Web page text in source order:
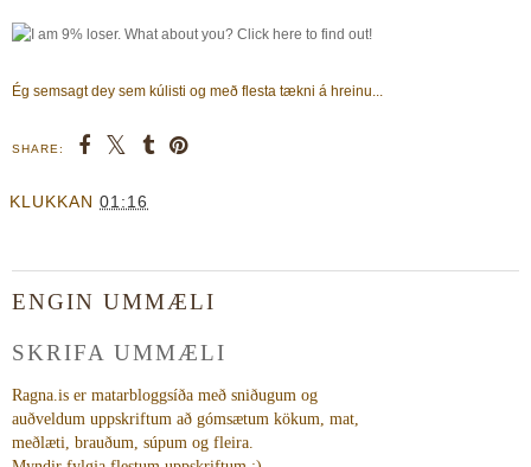
Ég semsagt dey sem kúlisti og með flesta tækni á hreinu...
SHARE:
KLUKKAN 01:16
ENGIN UMMÆLI
SKRIFA UMMÆLI
Ragna.is er matarbloggsíða með sniðugum og
auðveldum uppskriftum að gómsætum kökum, mat,
meðlæti, brauðum, súpum og fleira.